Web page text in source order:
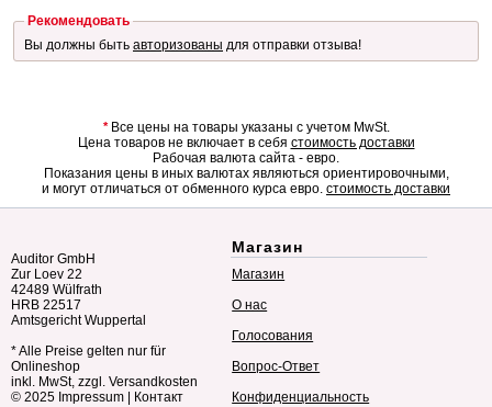
Рекомендовать
Вы должны быть авторизованы для отправки отзыва!
*Все цены на товары указаны с учетом MwSt.
Цена товаров не включает в себя стоимость доставки
Рабочая валюта сайта - евро.
Показания цены в иных валютах являються ориентировочными,
и могут отличаться от обменного курса евро. стоимость доставки
Auditor GmbH
Zur Loev 22
42489 Wülfrath
HRB 22517
Amtsgericht Wuppertal
* Alle Preise gelten nur für
Onlineshop
inkl. MwSt, zzgl. Versandkosten
© 2025 Impressum Контакт
Магазин
Магазин
О нас
Голосования
Вопрос-Ответ
Конфиденциальность